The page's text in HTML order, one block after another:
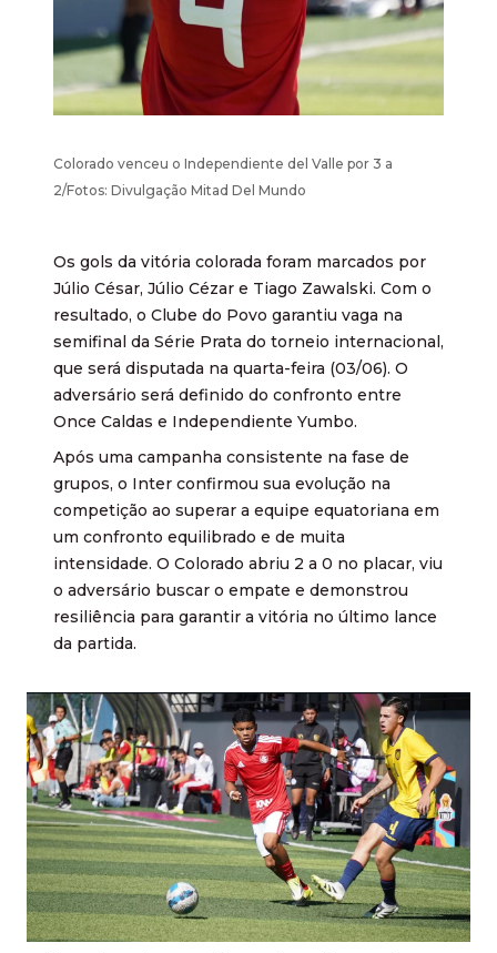
Colorado venceu o Independiente del Valle por 3 a
2/Fotos: Divulgação Mitad Del Mundo
Os gols da vitória colorada foram marcados por
Júlio César, Júlio Cézar e Tiago Zawalski. Com o
resultado, o Clube do Povo garantiu vaga na
semifinal da Série Prata do torneio internacional,
que será disputada na quarta-feira (03/06). O
adversário será definido do confronto entre
Once Caldas e Independiente Yumbo.
Após uma campanha consistente na fase de
grupos, o Inter confirmou sua evolução na
competição ao superar a equipe equatoriana em
um confronto equilibrado e de muita
intensidade. O Colorado abriu 2 a 0 no placar, viu
o adversário buscar o empate e demonstrou
resiliência para garantir a vitória no último lance
da partida.